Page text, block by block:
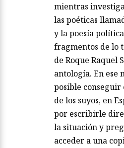
mientras
las poéticas
y la poesía
fragmentos de lo
de Roque Raquel
antología. En ese
posible
de los suyos, en
por escribirle
la situación y
acceder a una